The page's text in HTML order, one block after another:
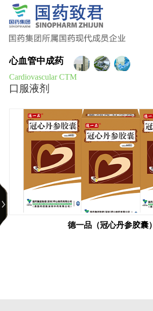
心血管中成药
Cardiovascular CTM
口服液剂
德一品（冠心丹参胶囊）